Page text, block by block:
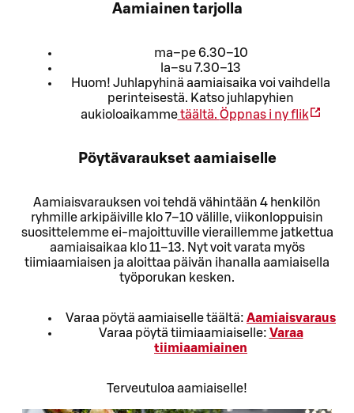
Aamiainen tarjolla
ma–pe 6.30–10
la–su 7.30–13
Huom! Juhlapyhinä aamiaisaika voi vaihdella
perinteisestä. Katso juhlapyhien
aukioloaikammetäältä. Öppnas i ny flik
Pöytävaraukset aamiaiselle
Aamiaisvarauksen voi tehdä vähintään 4 henkilön
ryhmille arkipäiville klo 7–10 välille, viikonloppuisin
suosittelemme ei-majoittuville vieraillemme jatkettua
aamiaisaikaa klo 11–13. Nyt voit varata myös
tiimiaamiaisen ja aloittaa päivän ihanalla aamiaisella
työporukan kesken.
Varaa pöytä aamiaiselle täältä: Aamiaisvaraus
Varaa pöytä tiimiaamiaiselle: Varaa
tiimiaamiainen
Terveutuloa aamiaiselle!